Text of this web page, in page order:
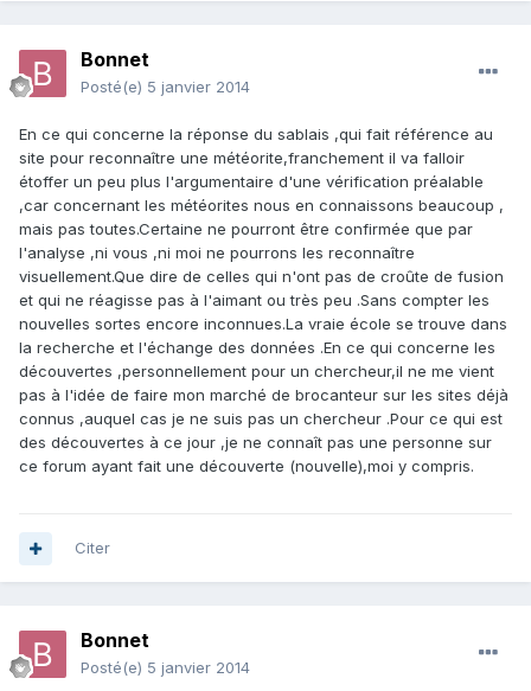
Bonnet
Posté(e) 5 janvier 2014
En ce qui concerne la réponse du sablais ,qui fait référence au
site pour reconnaître une météorite,franchement il va falloir
étoffer un peu plus l'argumentaire d'une vérification préalable
,car concernant les météorites nous en connaissons beaucoup ,
mais pas toutes.Certaine ne pourront être confirmée que par
l'analyse ,ni vous ,ni moi ne pourrons les reconnaître
visuellement.Que dire de celles qui n'ont pas de croûte de fusion
et qui ne réagisse pas à l'aimant ou très peu .Sans compter les
nouvelles sortes encore inconnues.La vraie école se trouve dans
la recherche et l'échange des données .En ce qui concerne les
découvertes ,personnellement pour un chercheur,il ne me vient
pas à l'idée de faire mon marché de brocanteur sur les sites déjà
connus ,auquel cas je ne suis pas un chercheur .Pour ce qui est
des découvertes à ce jour ,je ne connaît pas une personne sur
ce forum ayant fait une découverte (nouvelle),moi y compris.
Citer
Bonnet
Posté(e) 5 janvier 2014